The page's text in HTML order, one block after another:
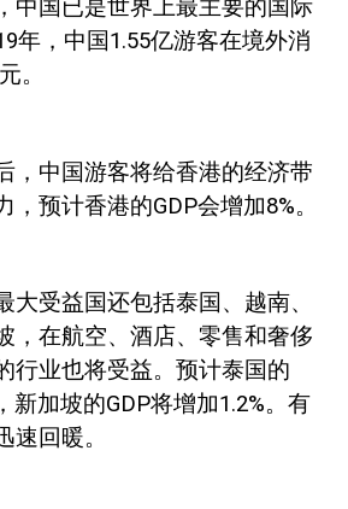
中国已是世界上最主要的国际
年，中国1.55亿游客在境外消
。
，中国游客将给香港的经济带
，预计香港的GDP会增加8%。
大受益国还包括泰国、越南、
，在航空、酒店、零售和奢侈
行业也将受益。预计泰国的
，新加坡的GDP将增加1.2%。有
速回暖。